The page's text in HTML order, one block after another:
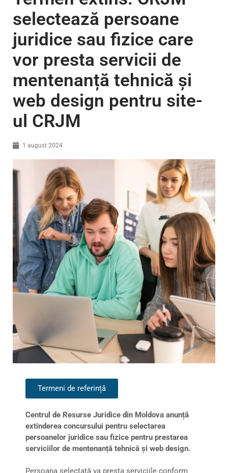
selectează persoane
juridice sau fizice care
vor presta servicii de
mentenanță tehnică și
web design pentru site-
ul CRJM
1 august 2024
Termeni de referință
Centrul de Resurse Juridice din Moldova anunță
extinderea concursului pentru selectarea
persoanelor juridice sau fizice pentru prestarea
serviciilor de mentenanță tehnică și web design.
Persoana selectată va presta serviciile conform